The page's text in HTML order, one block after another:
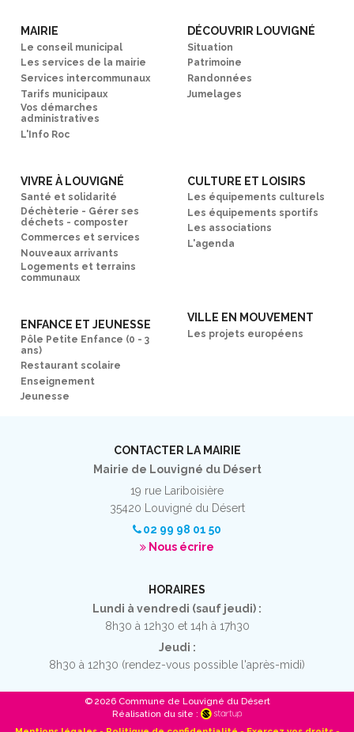
MAIRIE
Le conseil municipal
Les services de la mairie
Services intercommunaux
Tarifs municipaux
Vos démarches
administratives
L'Info Roc
DÉCOUVRIR LOUVIGNÉ
Situation
Patrimoine
Randonnées
Jumelages
VIVRE À LOUVIGNÉ
Santé et solidarité
Déchèterie - Gérer ses
déchets - composter
Commerces et services
Nouveaux arrivants
Logements et terrains
communaux
CULTURE ET LOISIRS
Les équipements culturels
Les équipements sportifs
Les associations
L'agenda
ENFANCE ET JEUNESSE
Pôle Petite Enfance (0 - 3
ans)
Restaurant scolaire
Enseignement
Jeunesse
VILLE EN MOUVEMENT
Les projets européens
CONTACTER LA MAIRIE
Mairie de Louvigné du Désert
19 rue Lariboisière
35420 Louvigné du Désert
02 99 98 01 50
Nous écrire
HORAIRES
Lundi à vendredi (sauf jeudi) :
8h30 à 12h30 et 14h à 17h30
Jeudi :
8h30 à 12h30 (rendez-vous possible l'après-midi)
© 2026 Commune de Louvigné du Désert
Réalisation du site :